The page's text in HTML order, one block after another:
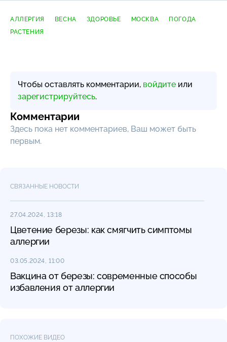
АЛЛЕРГИЯ ВЕСНА ЗДОРОВЬЕ МОСКВА
ПОГОДА
РАСТЕНИЯ
Чтобы оставлять комментарии, войдите или
зарегистрируйтесь.
Комментарии
Здесь пока нет комментариев, Ваш может быть
первым.
СВЯЗАННЫЕ НОВОСТИ
27.04.2024, 13:18
Цветение березы: как смягчить симптомы
аллергии
03.05.2024, 11:00
Вакцина от березы: современные способы
избавления от аллергии
ПОХОЖИЕ ВИДЕО